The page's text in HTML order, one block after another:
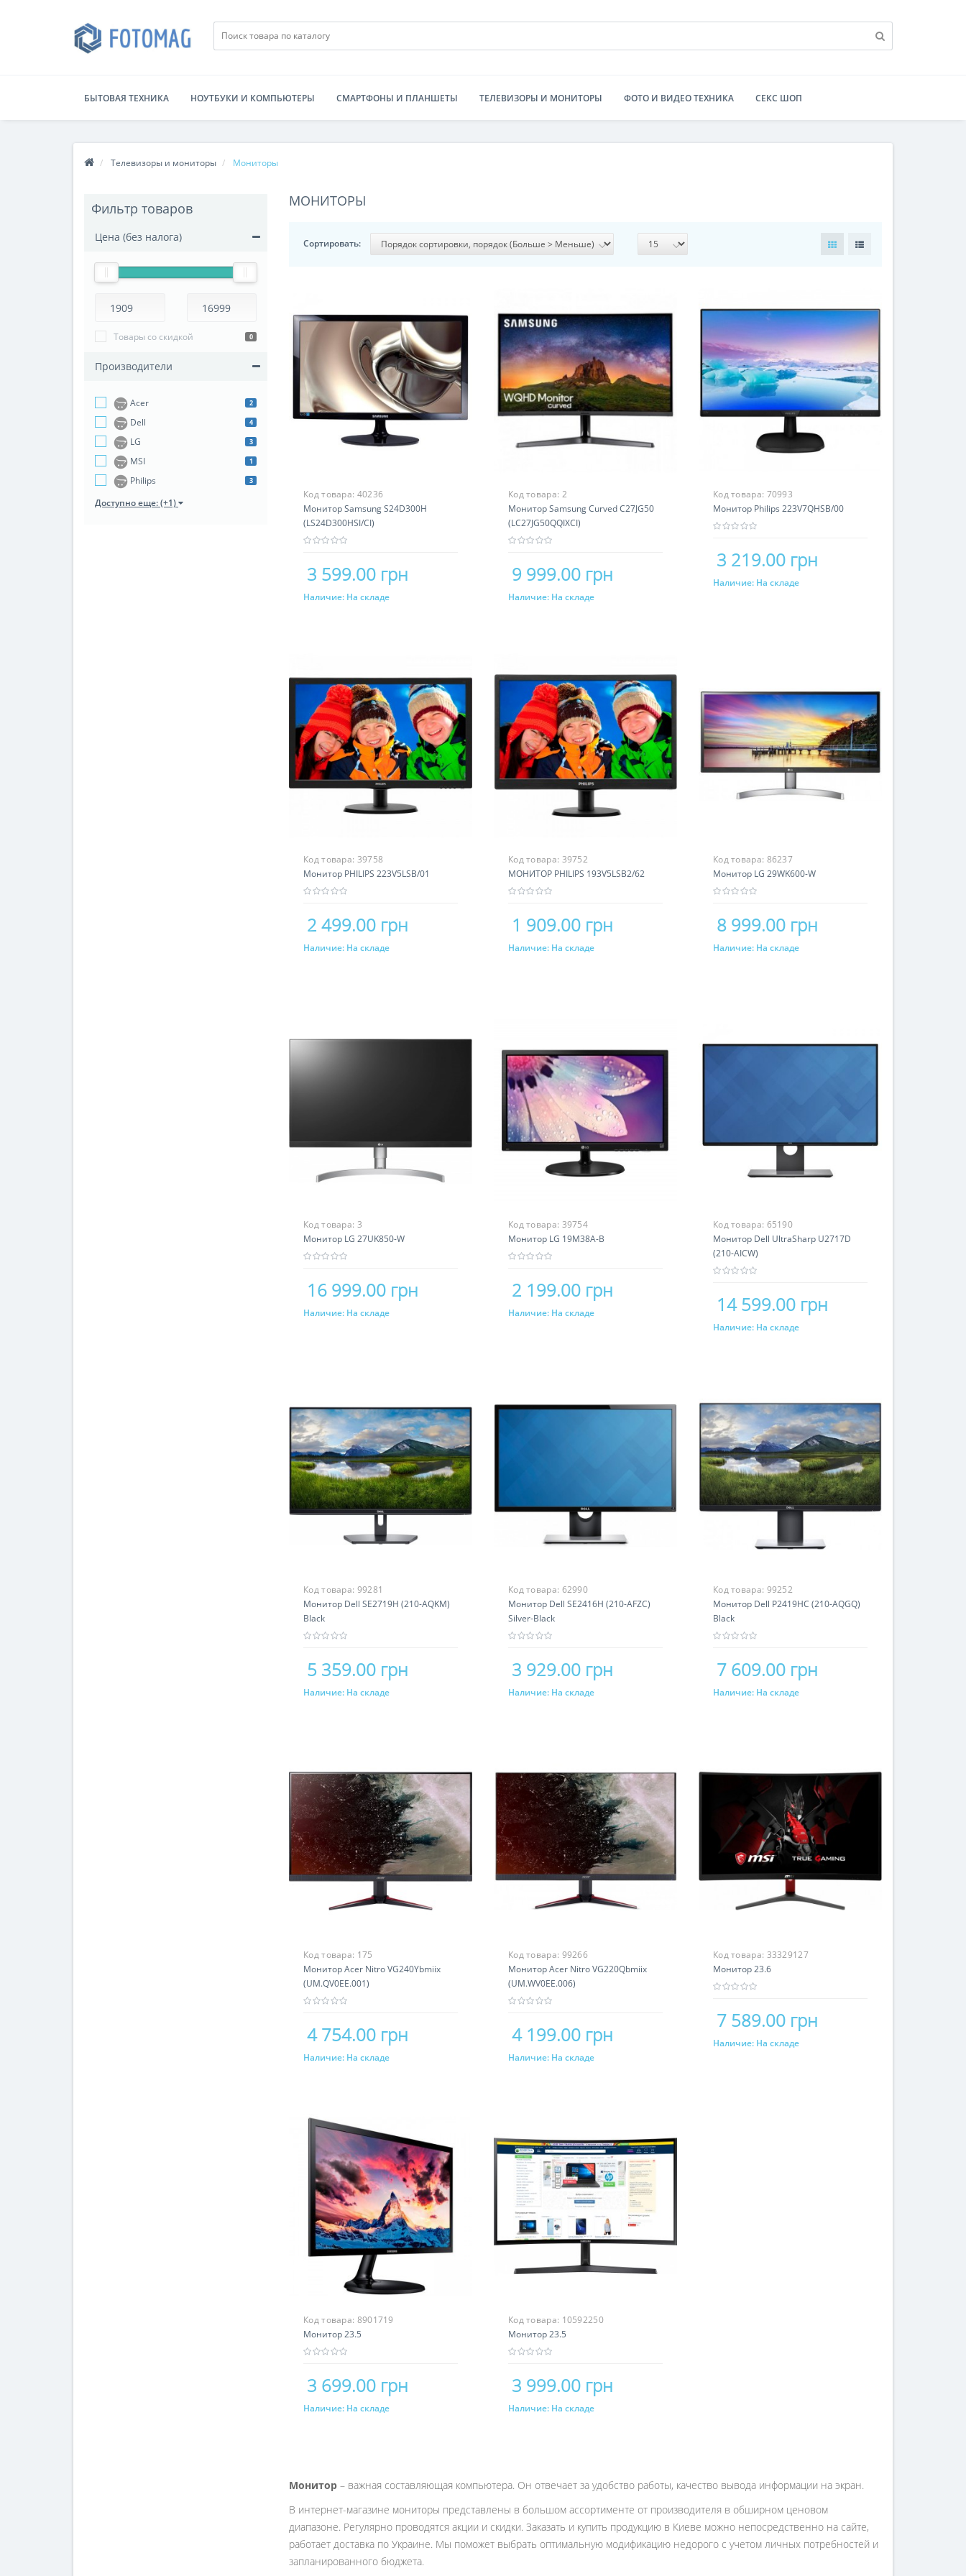
БЫТОВАЯ ТЕХНИКА НОУТБУКИ И КОМПЬЮТЕРЫ СМАРТФОНЫ И ПЛАНШЕТЫ ТЕЛЕВИЗОРЫ И МОНИТОРЫ ФОТО И ВИДЕО ТЕХНИКА СЕКС ШОП
Телевизоры и мониторы Мониторы
Фильтр товаров
Цена (без налога)
Товары со скидкой 0
Производители
Acer 2
Dell 4
LG 3
MSI 1
Philips 3
Доступно еще: (+1)
МОНИТОРЫ
Сортировать:
Код товара: 40236
Монитор Samsung S24D300H
(LS24D300HSI/CI)
3 599.00 грн
Купить
Наличие: На складе
Код товара: 2
Монитор Samsung Curved C27JG50
(LC27JG50QQIXCI)
9 999.00 грн
Купить
Наличие: На складе
Код товара: 70993
Монитор Philips 223V7QHSB/00
3 219.00 грн
Купить
Наличие: На складе
Код товара: 39758
Монитор PHILIPS 223V5LSB/01
2 499.00 грн
Купить
Наличие: На складе
Код товара: 39752
МОНИТОР PHILIPS 193V5LSB2/62
1 909.00 грн
Купить
Наличие: На складе
Код товара: 86237
Монитор LG 29WK600-W
8 999.00 грн
Купить
Наличие: На складе
Код товара: 3
Монитор LG 27UK850-W
16 999.00 грн
Купить
Наличие: На складе
Код товара: 39754
Монитор LG 19M38A-B
2 199.00 грн
Купить
Наличие: На складе
Код товара: 65190
Монитор Dell UltraSharp U2717D
(210-AICW)
14 599.00 грн
Купить
Наличие: На складе
Код товара: 99281
Монитор Dell SE2719H (210-AQKM)
Black
5 359.00 грн
Купить
Наличие: На складе
Код товара: 62990
Монитор Dell SE2416H (210-AFZC)
Silver-Black
3 929.00 грн
Купить
Наличие: На складе
Код товара: 99252
Монитор Dell P2419HC (210-AQGQ)
Black
7 609.00 грн
Купить
Наличие: На складе
Код товара: 175
Монитор Acer Nitro VG240Ybmiix
(UM.QV0EE.001)
4 754.00 грн
Купить
Наличие: На складе
Код товара: 99266
Монитор Acer Nitro VG220Qbmiix
(UM.WV0EE.006)
4 199.00 грн
Купить
Наличие: На складе
Код товара: 33329127
Монитор 23.6
7 589.00 грн
Купить
Наличие: На складе
Код товара: 8901719
Монитор 23.5
3 699.00 грн
Купить
Наличие: На складе
Код товара: 10592250
Mонитор 23.5
3 999.00 грн
Купить
Наличие: На складе
Монитор – важная составляющая компьютера. Он отвечает за удобство работы, качество вывода информации на экран.
В интернет-магазине мониторы представлены в большом ассортименте от производителя в обширном ценовом
диапазоне. Регулярно проводятся акции и скидки. Заказать и купить продукцию в Киеве можно непосредственно на сайте,
работает доставка по Украине. Мы поможет выбрать оптимальную модификацию недорого с учетом личных потребностей и
запланированного бюджета.